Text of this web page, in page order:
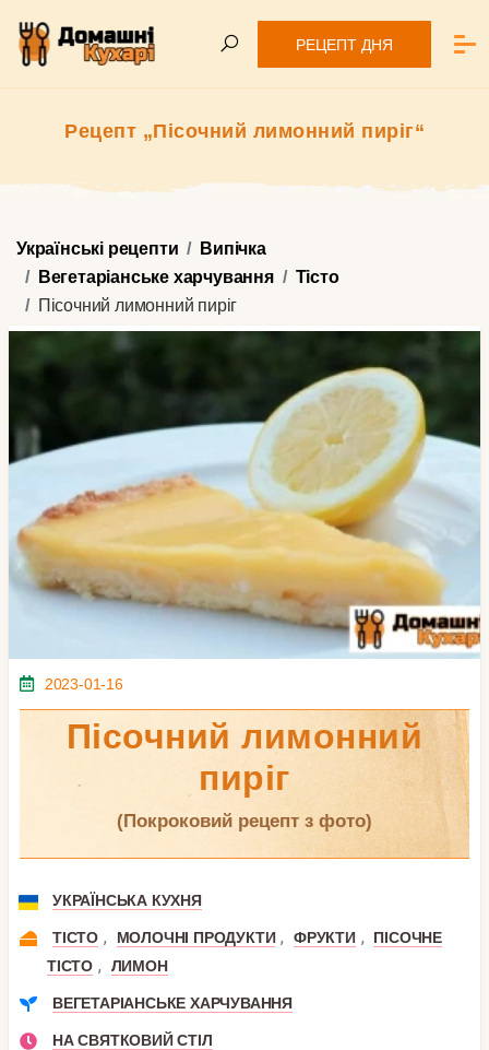
РЕЦЕПТ ДНЯ
Рецепт „Пісочний лимонний пиріг“
Українські рецепти
Випічка
Вегетаріанське харчування
Тісто
Пісочний лимонний пиріг
2023-01-16
Пісочний лимонний
пиріг
(покроковий рецепт з фото)
УКРАЇНСЬКА КУХНЯ
ТІСТО , МОЛОЧНІ ПРОДУКТИ , ФРУКТИ ,
ПІСОЧНЕ
ТІСТО , ЛИМОН
ВЕГЕТАРІАНСЬКЕ ХАРЧУВАННЯ
НА СВЯТКОВИЙ СТІЛ